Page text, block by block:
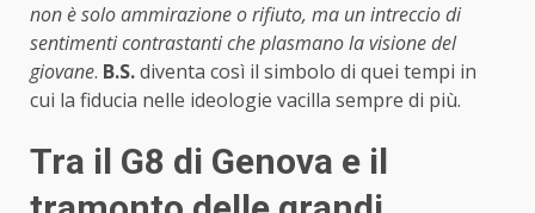
non è solo ammirazione o rifiuto, ma un intreccio di
sentimenti contrastanti che plasmano la visione del
giovane. B.S.diventa così il simbolo di quei tempi in
cui la fiducia nelle ideologie vacilla sempre di più.
Tra il G8 di Genova e il